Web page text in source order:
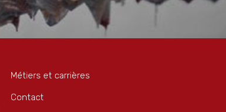
Métiers et carrières
Contact